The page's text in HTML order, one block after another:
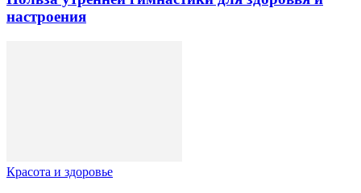
настроения
Красота и здоровье